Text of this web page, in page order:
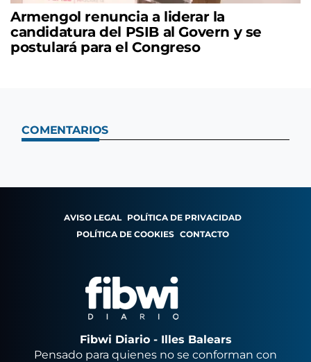
Armengol renuncia a liderar la
candidatura del PSIB al Govern y se
postulará para el Congreso
COMENTARIOS
AVISO LEGAL POLÍTICA DE PRIVACIDAD
POLÍTICA DE COOKIES CONTACTO
Fibwi Diario - Illes Balears
Pensado para quienes no se conforman con